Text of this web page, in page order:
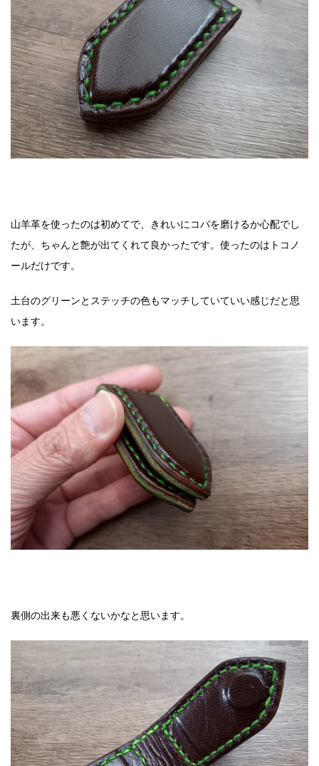
山羊革を使ったのは初めてで、きれいにコバを磨けるか心配でし
たが、ちゃんと艶が出てくれて良かったです。使ったのはトコノ
ールだけです。
土台のグリーンとステッチの色もマッチしていていい感じだと思
います。
裏側の出来も悪くないかなと思います。